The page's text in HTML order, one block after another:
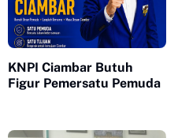
KNPI Ciambar Butuh
Figur Pemersatu Pemuda